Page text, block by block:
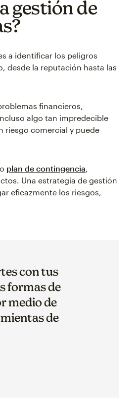
gestión de
a identificar los peligros
desde la reputación hasta las
financieros,
algo tan impredecible
riesgo comercial y puede
plan de contingencia,
Una estrategia de gestión
eficazmente los riesgos,
con tus
formas de
medio de
de